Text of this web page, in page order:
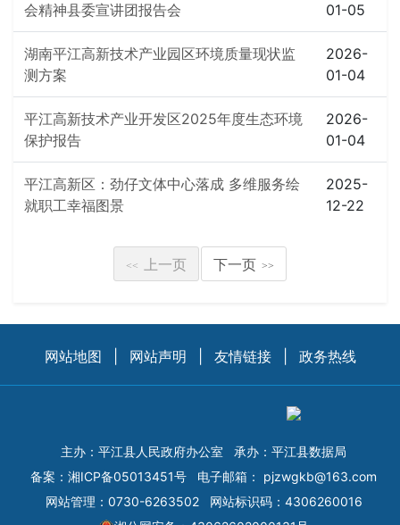
会精神县委宣讲团报告会
01-05
湖南平江高新技术产业园区环境质量现状监
测方案
2026-
01-04
平江高新技术产业开发区2025年度生态环境
保护报告
2026-
01-04
平江高新区：劲仔文体中心落成 多维服务绘
就职工幸福图景
2025-
12-22
<< 上一页 下一页 >>
网站地图 网站声明 友情链接 政务热线
主办：平江县人民政府办公室
承办：平江县数据局
备案： 湘ICP备05013451号 电子邮箱： pjzwgkb@163.com
网站管理：0730-6263502
网站标识码：4306260016